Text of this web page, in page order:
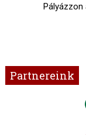
Pályázzon
Partnereink